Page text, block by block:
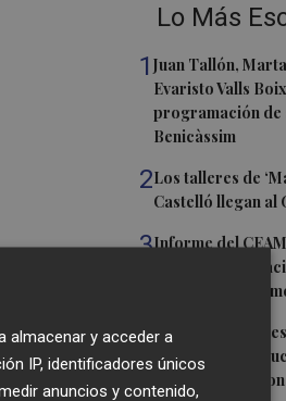
Lo Más
1Juan Tallón,
Evaristo Valls
programación de
Benicàssim
2Los talleres de
Castelló llegan al
3Informe del
d'Uixó: la
humedad en los
4La Generalitat
nuevas
mayores y
y acceder a
IP, identificadores únicos
anuncios y contenido,